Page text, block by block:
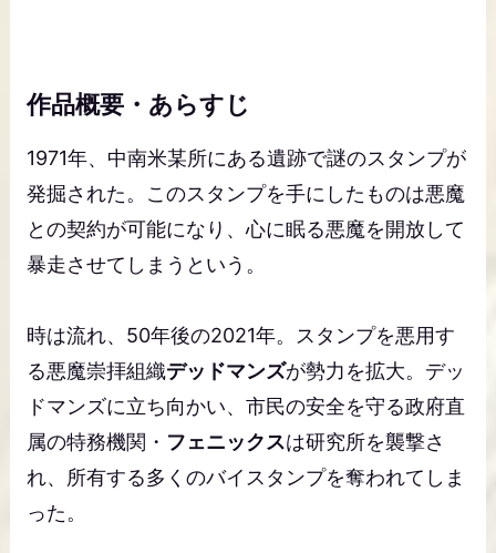
作品概要・あらすじ
1971年、中南米某所にある遺跡で謎のスタンプが
発掘された。このスタンプを手にしたものは悪魔
との契約が可能になり、心に眠る悪魔を開放して
暴走させてしまうという。
時は流れ、50年後の2021年。スタンプを悪用す
る悪魔崇拝組織デッドマンズが勢力を拡大。デッ
ドマンズに立ち向かい、市民の安全を守る政府直
属の特務機関・ フェニックスは研究所を襲撃さ
れ、所有する多くのバイスタンプを奪われてしま
った。